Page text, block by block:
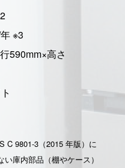
※3
590mm×高さ
C 9801-3（2015 年版）に
庫内部品（棚やケース）